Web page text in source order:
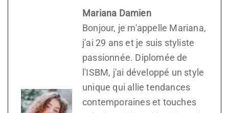
Mariana Damien
Bonjour, je m'appelle Mariana,
j'ai 29 ans et je suis styliste
passionnée. Diplomée de
l'ISBM, j'ai développé un style
unique qui allie tendances
contemporaines et touches